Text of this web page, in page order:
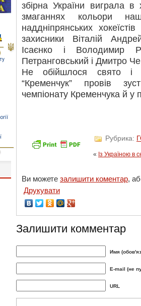
збірна України виграла в
змаганнях кольори
наддніпрянських
захисники Віталій
Ісаєнко і Володимир
Петранговський і Дмитро
Не обійшлося свято і
“Кременчук” провів
чемпіонату Кременчука й у
Рубрика:
« Із Україною в
Ви можете залишити коментар,
Друкувати
Залишити комментар
Имя
E-mail (не
URL